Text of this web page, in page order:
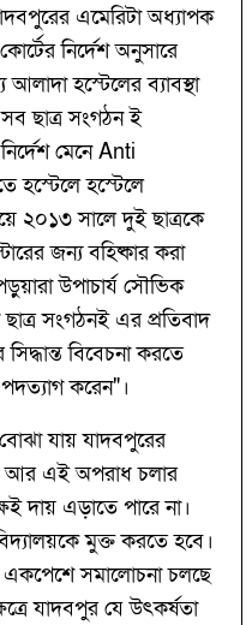
এমেরিটা অধ্যাপক
নির্দেশ অনুসারে
হস্টেলের ব্যাবস্থা
ছাত্র সংগঠন ই
মেনে Anti
হস্টেলে হস্টেলে
২০১৩ সালে দুই ছাত্রকে
জন্য বহিষ্কার করা
উপাচার্য সৌভিক
সংগঠনই এর প্রতিবাদ
বিবেচনা করতে
পদত্যাগ করেন"।
যায় যাদবপুরের
আর এই অপরাধ চলার
দায় এড়াতে পারে না।
মুক্ত করতে হবে।
একপেশে সমালোচনা চলছে
যাদবপুর যে উৎকর্ষতা